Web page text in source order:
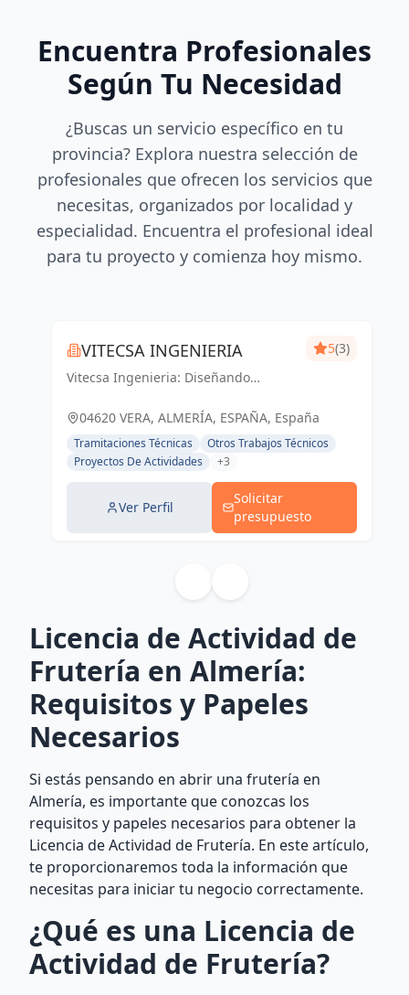
Encuentra Profesionales
Según Tu Necesidad
¿Buscas un servicio específico en tu
provincia? Explora nuestra selección de
profesionales que ofrecen los servicios que
necesitas, organizados por localidad y
especialidad. Encuentra el profesional ideal
para tu proyecto y comienza hoy mismo.
VITECSA INGENIERIA
Vitecsa Ingenieria: Diseñando
en Almería y Vera.
5(3)
04620 VERA, ALMERÍA, ESPAÑA, España
Tramitaciones Técnicas
Otros Trabajos Técnicos
Proyectos De Actividades
+3
Ver Perfil
Solicitar
presupuesto
Licencia de Actividad de
Frutería en Almería:
Requisitos y Papeles
Necesarios
Si estás pensando en abrir una frutería en
Almería, es importante que conozcas los
requisitos y papeles necesarios para obtener la
Licencia de Actividad de Frutería. En este artículo,
te proporcionaremos toda la información que
necesitas para iniciar tu negocio correctamente.
¿Qué es una Licencia de
Actividad de Frutería?